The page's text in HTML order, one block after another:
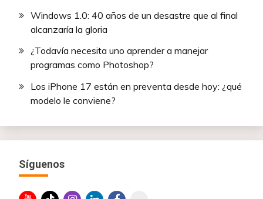
Windows 1.0: 40 años de un desastre que al final
alcanzaría la gloria
¿Todavía necesita uno aprender a manejar
programas como Photoshop?
Los iPhone 17 están en preventa desde hoy: ¿qué
modelo le conviene?
Síguenos